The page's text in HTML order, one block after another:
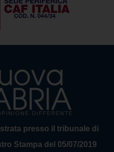
presso il tribunale di
Stampa del 05/07/2019